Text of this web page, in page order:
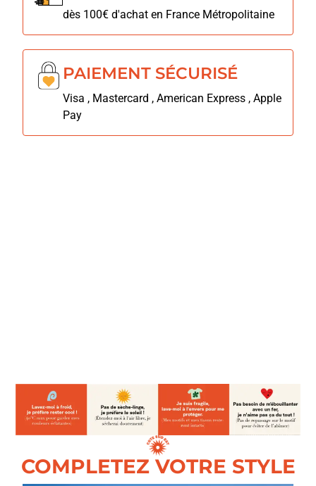
dès 100€ d'achat en France Métropolitaine
PAIEMENT SÉCURISÉ
Visa , Mastercard , American Express , Apple
Pay
COMPLETEZ VOTRE STYLE